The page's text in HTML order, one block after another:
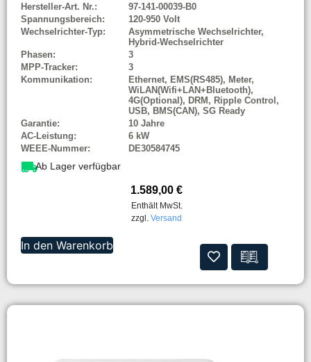
Hersteller-Art. Nr.:
97-141-00039-B0
Spannungsbereich:
120-950 Volt
Wechselrichter-Typ:
Asymmetrische Wechselrichter,
Hybrid-Wechselrichter
Phasen:
3
MPP-Tracker:
3
Kommunikation:
Ethernet, EMS(RS485), Meter,
WiLAN(Wifi+LAN+Bluetooth),
4G(Optional), DRM, Ripple Control,
USB, BMS(CAN), SG Ready
Garantie:
10 Jahre
AC-Leistung:
6 kW
WEEE-Nummer:
DE30584745
Ab Lager verfügbar
1.589,00 €
Enthält MwSt.
zzgl. Versand
In den Warenkorb